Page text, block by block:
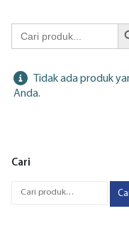
Search
for:
Tidak ada produk
Anda.
Cari